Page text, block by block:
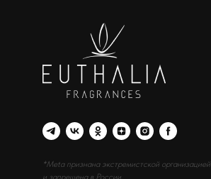
*Meta признана экстремистской организацией
и запрещена в России.